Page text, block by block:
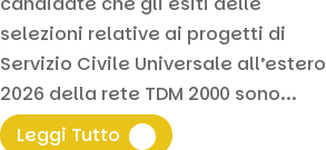
selezioni relative ai progetti di
Servizio Civile Universale all’estero
2026 della rete TDM 2000 sono...
Leggi Tutto